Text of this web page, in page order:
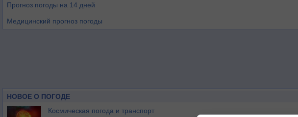
Прогноз погоды на 14 дней
Медицинский прогноз погоды
НОВОЕ О ПОГОДЕ
Космическая погода и транспорт